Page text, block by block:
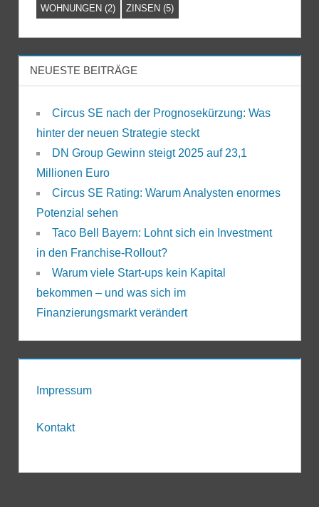
WOHNUNGEN (2) ZINSEN (5)
NEUESTE BEITRÄGE
Circus SE nach der Prognosekürzung: Was
hinter der neuen Strategie steckt
DN Group Gewinn steigt 2025 auf 23,1
Millionen Euro
Circus SE Rating: Warum Analysten enormes
Potenzial sehen
Taco Bell Bayern: Lohnt sich ein Investment
in den Franchise-Rollout?
Warum viele Start-ups kein Kapital
bekommen – und was sich im
Finanzierungsmarkt verändert
Impressum
Kontakt